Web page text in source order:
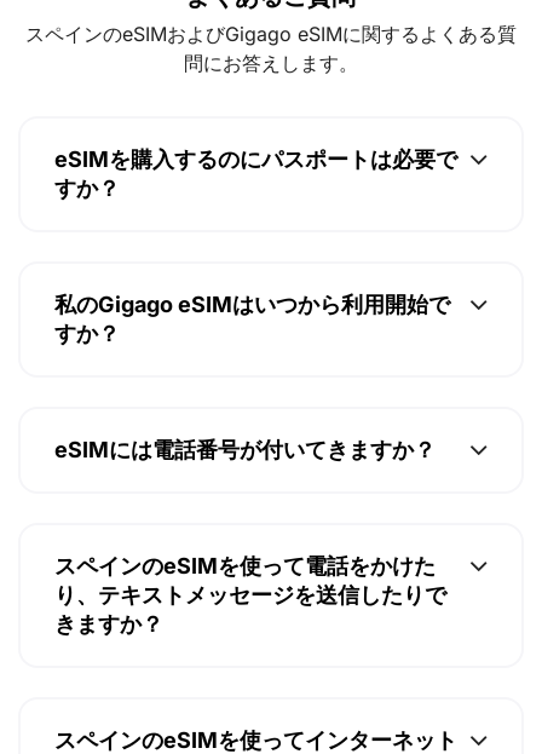
スペインのeSIMおよびGigago eSIMに関するよくある質
問にお答えします。
eSIMを購入するのにパスポートは必要で
すか？
私のGigago eSIMはいつから利用開始で
すか？
eSIMには電話番号が付いてきますか？
スペインのeSIMを使って電話をかけた
り、テキストメッセージを送信したりで
きますか？
スペインのeSIMを使ってインターネット